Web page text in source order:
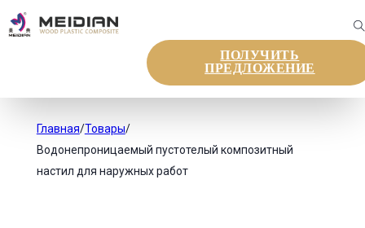
ПОЛУЧИТЬ
ПРЕДЛОЖЕНИЕ
Главная/Товары/
Водонепроницаемый пустотелый композитный
настил для наружных работ